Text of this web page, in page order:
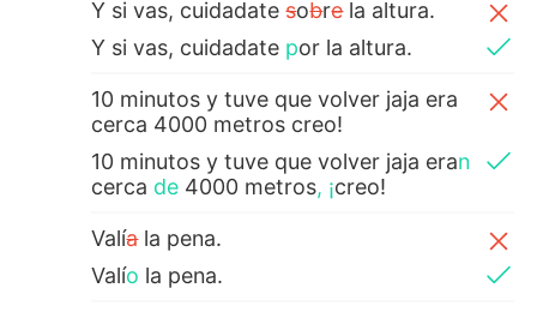
Y si vas, cuidadatesobrela altura.
Y si vas, cuidadate por la altura.
10 minutos y tuve que volver jaja era
cerca 4000 metros creo!
10 minutos y tuve que volver jaja eran
cerca de 4000 metros, ¡creo!
Valíala pena.
Valío la pena.